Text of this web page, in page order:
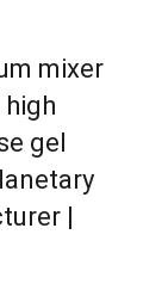
mixer
gel
|